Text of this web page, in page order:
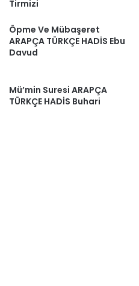
Tirmizi
Öpme Ve Mübaşeret
ARAPÇA TÜRKÇE HADİS Ebu
Davud
Mü’min Suresi ARAPÇA
TÜRKÇE HADİS Buhari